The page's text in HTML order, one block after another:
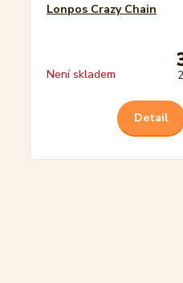
Lonpos Crazy Chain
Není skladem
Detail